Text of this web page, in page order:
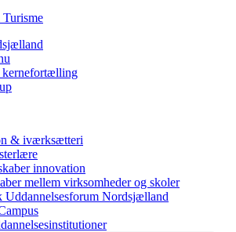
kernefortælling
& iværksætteri
innovation
mellem virksomheder og skoler
Uddannelsesforum Nordsjælland